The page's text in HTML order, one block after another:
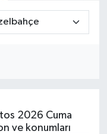
2026 Cuma
ve konumları